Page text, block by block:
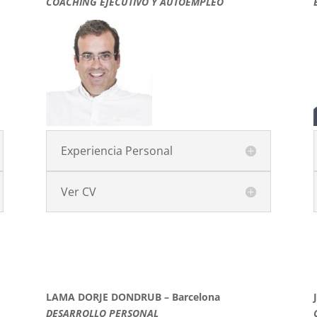
Experiencia Personal
Ver CV
LAMA DORJE DONDRUB – Barcelona
DESARROLLO PERSONAL